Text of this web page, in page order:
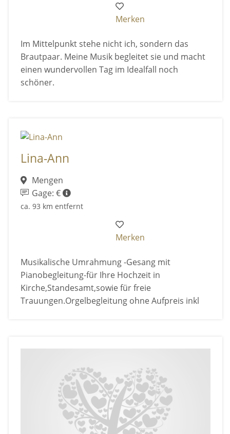
Merken
Im Mittelpunkt stehe nicht ich, sondern das
Brautpaar. Meine Musik begleitet sie und macht
einen wundervollen Tag im Idealfall noch
schöner.
Lina-Ann
Mengen
Gage: €
ca. 93 km entfernt
Merken
Musikalische Umrahmung -Gesang mit
Pianobegleitung-für Ihre Hochzeit in
Kirche,Standesamt,sowie für freie
Trauungen.Orgelbegleitung ohne Aufpreis inkl